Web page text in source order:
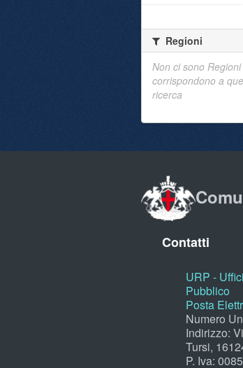
Regioni
Non ci sono
corrispondono a
ricerca
Contatti
URP -
Pubblico
Posta
Numero
Indirizzo:
Tursi,
P. Iva: